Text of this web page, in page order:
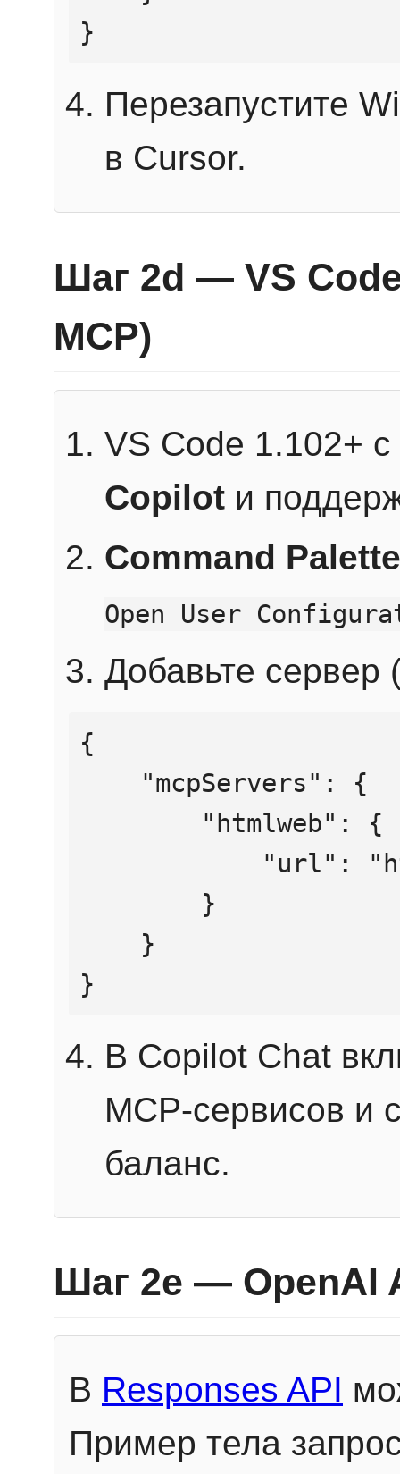
}
Перезапустите
в Cursor.
Шаг 2d — VS
MCP)
VS Code 1.102+
Copilot и
Command Palette
Open User
Добавьте сервер
{
}
В Copilot Chat
MCP-сервисов и
баланс.
Шаг 2e — OpenAI
В Responses API
Пример тела